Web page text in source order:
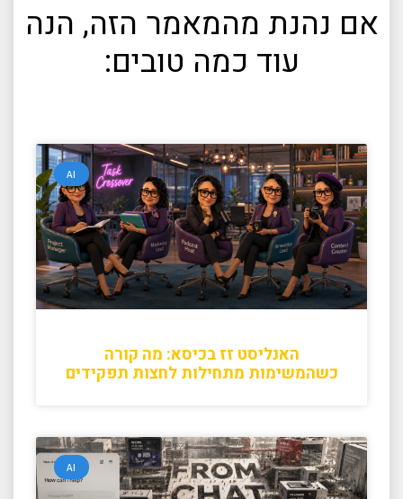
אם נהנת מהמאמר הזה, הנה
עוד כמה טובים:
AI
האנליסט זז בכיסא: מה קורה
כשהמשימות מתחילות לחצות תפקידים
AI